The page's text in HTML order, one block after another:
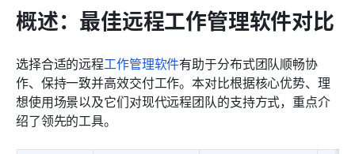
概述：最佳远程工作管理软件对比
选择合适的远程工作管理软件有助于分布式团队顺畅协
作、保持一致并高效交付工作。本对比根据核心优势、理
想使用场景以及它们对现代远程团队的支持方式，重点介
绍了领先的工具。